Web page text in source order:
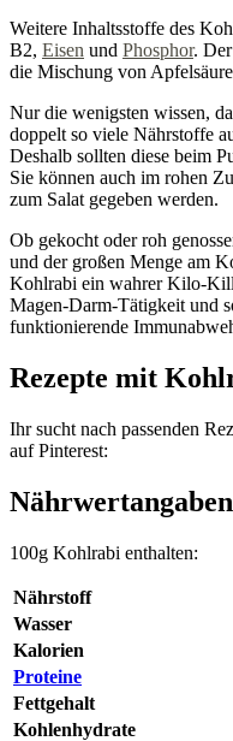
Weitere Inhaltsstoffe des
B2, Eisen und Phosphor.
die Mischung von
Nur die wenigsten wissen,
doppelt so viele Nährstoffe
Deshalb sollten diese beim
Sie können auch im rohen
zum Salat gegeben werden.
Ob gekocht oder roh
und der großen Menge am
Kohlrabi ein wahrer Kilo-
Magen-Darm-Tätigkeit und
funktionierende
Rezepte mit
Ihr sucht nach passenden
auf Pinterest:
Nährwertangaben
100g Kohlrabi enthalten:
Nährstoff
Wasser
Kalorien
Proteine
Fettgehalt
Kohlenhydrate